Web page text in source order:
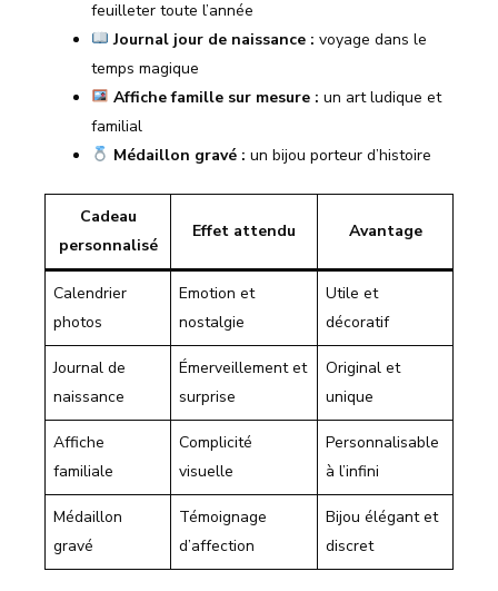
feuilleter toute l’année
Journal jour de naissance : voyage dans le
temps magique
Affiche famille sur mesure : un art ludique et
familial
Médaillon gravé : un bijou porteur d’histoire
Cadeau
personnalisé
Effet attendu Avantage
Calendrier
photos
Emotion et
nostalgie
Utile et
décoratif
Journal de
naissance
Émerveillement et
surprise
Original et
unique
Affiche
familiale
Complicité
visuelle
Personnalisable
à l’infini
Médaillon
gravé
Témoignage
d’affection
Bijou élégant et
discret